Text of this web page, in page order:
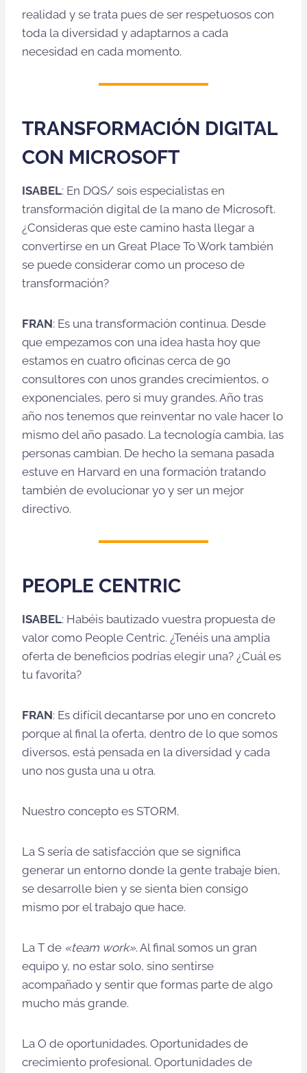
realidad y se trata pues de ser respetuosos con
toda la diversidad y adaptarnos a cada
necesidad en cada momento.
TRANSFORMACIÓN DIGITAL
CON MICROSOFT
ISABEL: En DQS/ sois especialistas en
transformación digital de la mano de Microsoft.
¿Consideras que este camino hasta llegar a
convertirse en un Great Place To Work también
se puede considerar como un proceso de
transformación?
FRAN: Es una transformación continua. Desde
que empezamos con una idea hasta hoy que
estamos en cuatro oficinas cerca de 90
consultores con unos grandes crecimientos, o
exponenciales, pero si muy grandes. Año tras
año nos tenemos que reinventar no vale hacer lo
mismo del año pasado. La tecnología cambia, las
personas cambian. De hecho la semana pasada
estuve en Harvard en una formación tratando
también de evolucionar yo y ser un mejor
directivo.
PEOPLE CENTRIC
ISABEL: Habéis bautizado vuestra propuesta de
valor como People Centric. ¿Tenéis una amplia
oferta de beneficios podrías elegir una? ¿Cuál es
tu favorita?
FRAN: Es difícil decantarse por uno en concreto
porque al final la oferta, dentro de lo que somos
diversos, está pensada en la diversidad y cada
uno nos gusta una u otra.
Nuestro concepto es STORM.
La S sería de satisfacción que se significa
generar un entorno donde la gente trabaje bien,
se desarrolle bien y se sienta bien consigo
mismo por el trabajo que hace.
La T de «team work». Al final somos un gran
equipo y, no estar solo, sino sentirse
acompañado y sentir que formas parte de algo
mucho más grande.
La O de oportunidades. Oportunidades de
crecimiento profesional. Oportunidades de